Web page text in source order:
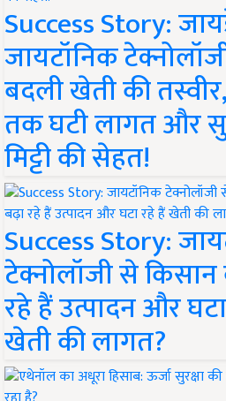
Success Story:
जायटॉनिक
बदली खेती की
तक घटी लागत और
मिट्टी की सेहत!
Success Story:
टेक्नोलॉजी से
रहे हैं उत्पादन और
खेती की लागत?